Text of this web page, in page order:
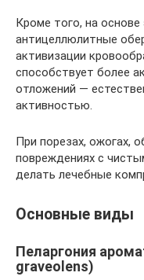
Кроме того, на
антицеллюлитные
активизации
способствует более
отложений —
активностью.
При порезах, ожогах,
повреждениях с
делать лечебные
Основные виды
Пеларгония
graveolens)